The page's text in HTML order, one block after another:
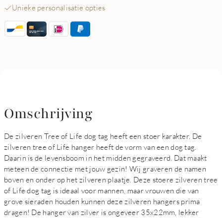
Unieke personalisatie opties
Omschrijving
De zilveren Tree of Life dog tag heeft een stoer karakter. De
zilveren tree of Life hanger heeft de vorm van een dog tag.
Daarin is de levensboom in het midden gegraveerd. Dat maakt
meteen de connectie met jouw gezin! Wij graveren de namen
boven en onder op het zilveren plaatje. Deze stoere zilveren tree
of Life dog tag is ideaal voor mannen, maar vrouwen die van
grove sieraden houden kunnen deze zilveren hangers prima
dragen! De hanger van zilver is ongeveer 35x22mm, lekker